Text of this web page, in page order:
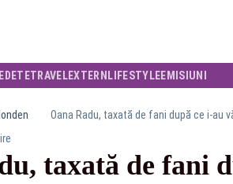
TRAVELEXTERN LIFESTYLEEMISIUNI
Oana Radu, taxată de fani după ce i-
taxată de fani